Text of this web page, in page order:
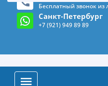
Бесплатный звонок из
Санкт-Петербург
+7 (921) 949 89 89